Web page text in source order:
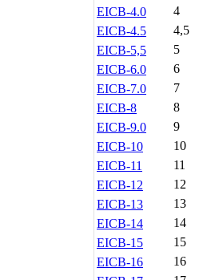
EICB-4.0
4
EICB-4.5
4,5
EICB-5,5
5
EICB-6.0
6
EICB-7.0
7
EICB-8
8
EICB-9.0
9
EICB-10
10
EICB-11
11
EICB-12
12
EICB-13
13
EICB-14
14
EICB-15
15
EICB-16
16